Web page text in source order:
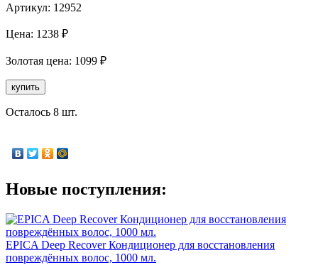
Артикул: 12952
Цена: 1238 ₽
Золотая цена: 1099 ₽
купить
Осталось 8 шт.
Новые поступления:
EPICA Deep Recover Кондиционер для восстановления
повреждённых волос, 1000 мл.